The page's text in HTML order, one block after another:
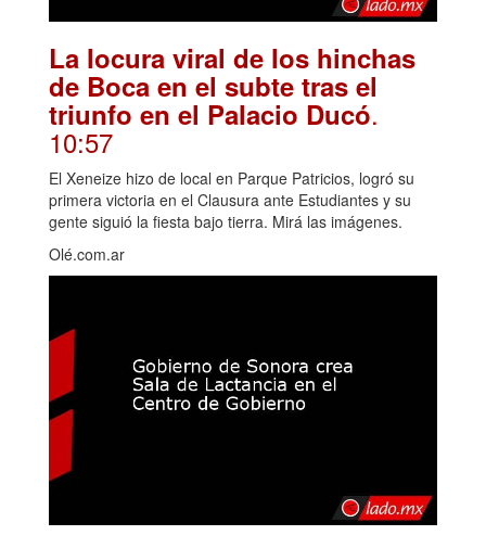
La locura viral de los hinchas
de Boca en el subte tras el
triunfo en el Palacio Ducó.
10:57
El Xeneize hizo de local en Parque Patricios, logró su
primera victoria en el Clausura ante Estudiantes y su
gente siguió la fiesta bajo tierra. Mirá las imágenes.
Olé.com.ar